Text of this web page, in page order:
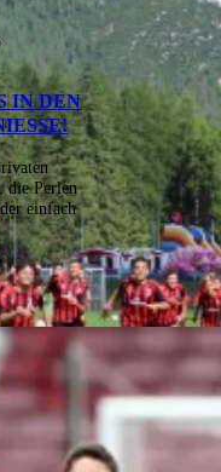
DEN A
die Perlen
einfach